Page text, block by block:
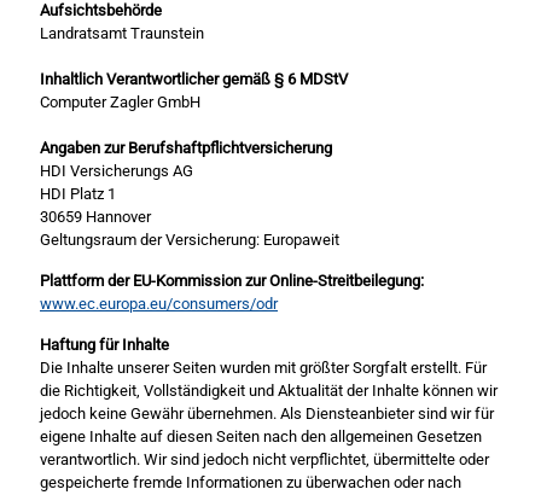
Aufsichtsbehörde
Landratsamt Traunstein
Inhaltlich Verantwortlicher gemäß § 6 MDStV
Computer Zagler GmbH
Angaben zur Berufshaftpflichtversicherung
HDI Versicherungs AG
HDI Platz 1
30659 Hannover
Geltungsraum der Versicherung: Europaweit
Plattform der EU-Kommission zur Online-Streitbeilegung:
www.ec.europa.eu/consumers/odr
Haftung für Inhalte
Die Inhalte unserer Seiten wurden mit größter Sorgfalt erstellt. Für
die Richtigkeit, Vollständigkeit und Aktualität der Inhalte können wir
jedoch keine Gewähr übernehmen. Als Diensteanbieter sind wir für
eigene Inhalte auf diesen Seiten nach den allgemeinen Gesetzen
verantwortlich. Wir sind jedoch nicht verpflichtet, übermittelte oder
gespeicherte fremde Informationen zu überwachen oder nach